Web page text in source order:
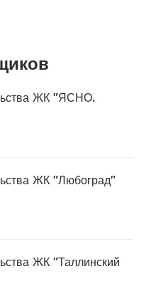
ЖК "ЯСНО.
ЖК "Любоград"
ЖК "Таллинский